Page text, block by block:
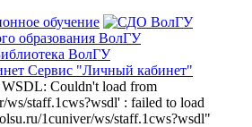
обучение
образования ВолГУ
ВолГУ
Сервис "Личный кабинет"
Couldn't load from
ws/staff.1cws?wsdl' : failed to load
1cuniver/ws/staff.1cws?wsdl"